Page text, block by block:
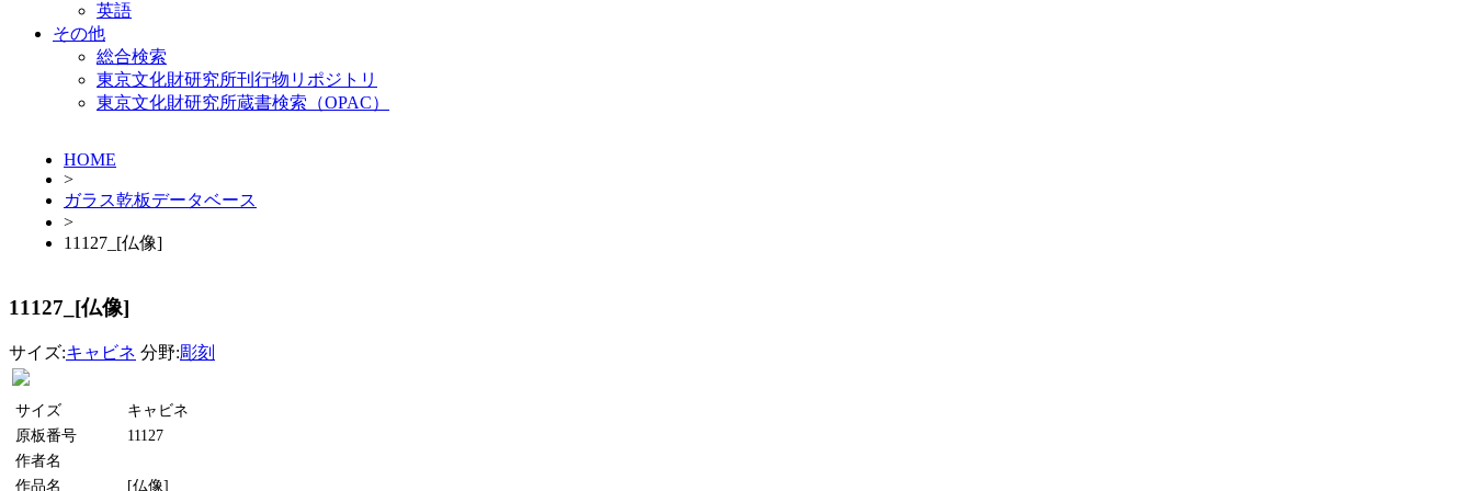
英語
その他
総合検索
東京文化財研究所刊行物リポジトリ
東京文化財研究所蔵書検索（OPAC）
HOME
>
ガラス乾板データベース
>
11127_[仏像]
11127_[仏像]
サイズ:キャビネ 分野:彫刻
サイズ
キャビネ
原板番号
11127
作者名
作品名
[仏像]